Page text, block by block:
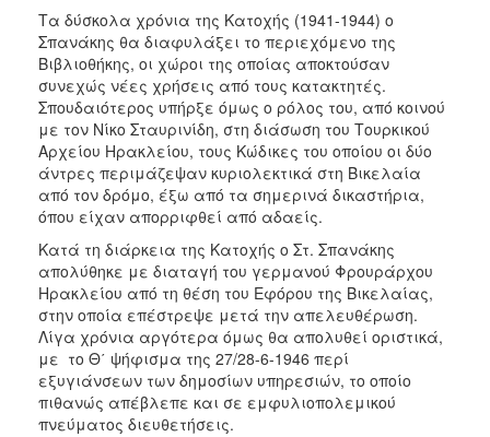
Τα δύσκολα χρόνια της Κατοχής (1941-1944) ο
Σπανάκης θα διαφυλάξει το περιεχόμενο της
Βιβλιοθήκης, οι χώροι της οποίας αποκτούσαν
συνεχώς νέες χρήσεις από τους κατακτητές.
Σπουδαιότερος υπήρξε όμως ο ρόλος του, από κοινού
με τον Νίκο Σταυρινίδη, στη διάσωση του Τουρκικού
Αρχείου Ηρακλείου, τους Κώδικες του οποίου οι δύο
άντρες περιμάζεψαν κυριολεκτικά στη Βικελαία
από τον δρόμο, έξω από τα σημερινά δικαστήρια,
όπου είχαν απορριφθεί από αδαείς.
Κατά τη διάρκεια της Κατοχής ο Στ. Σπανάκης
απολύθηκε με διαταγή του γερμανού Φρουράρχου
Ηρακλείου από τη θέση του Εφόρου της Βικελαίας,
στην οποία επέστρεψε μετά την απελευθέρωση.
Λίγα χρόνια αργότερα όμως θα απολυθεί οριστικά,
με το Θ΄ ψήφισμα της 27/28-6-1946 περί
εξυγιάνσεων των δημοσίων υπηρεσιών, το οποίο
πιθανώς απέβλεπε και σε εμφυλιοπολεμικού
πνεύματος διευθετήσεις.